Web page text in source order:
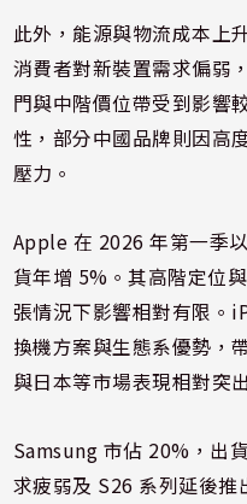
此外，能源與物流成本上
消費者對新裝置需求偏弱
門與中階價位帶受到影響
性，部分中國品牌則因高
壓力。
Apple 在 2026 年第一季
貨年增 5%。其高階定位
張情況下影響相對有限。
換機方案與生態系優勢，
與日本等市場表現相對突
Samsung 市佔 20%，出
求疲弱及 S26 系列延後